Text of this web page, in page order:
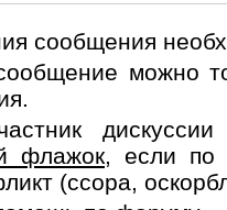
сообщения
можно
флажок, если по
(ссора,